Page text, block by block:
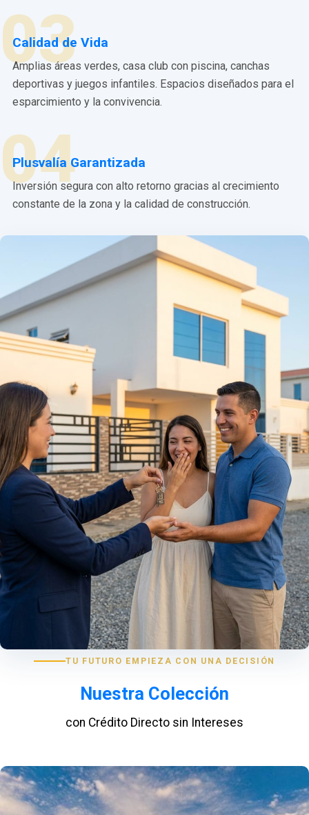
03
Calidad de Vida
Amplias áreas verdes, casa club con piscina, canchas
deportivas y juegos infantiles. Espacios diseñados para el
esparcimiento y la convivencia.
04
Plusvalía Garantizada
Inversión segura con alto retorno gracias al crecimiento
constante de la zona y la calidad de construcción.
TU FUTURO EMPIEZA CON UNA DECISIÓN
Nuestra Colección
con Crédito Directo sin Intereses